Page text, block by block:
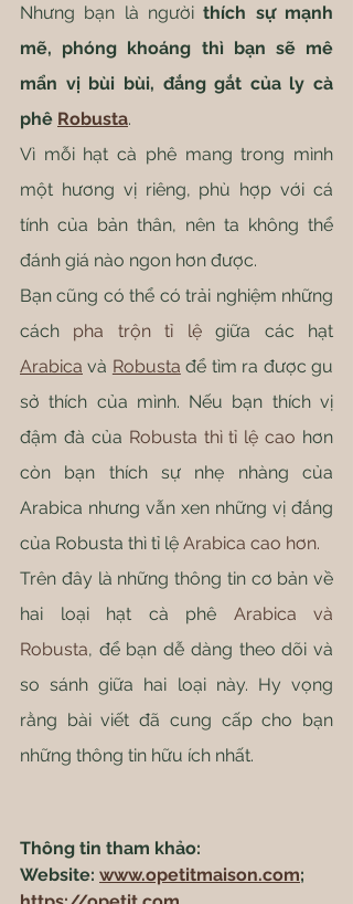
Nhưng bạn là người thích sự mạnh
mẽ, phóng khoáng thì bạn sẽ mê
mẩn vị bùi bùi, đắng gắt của ly cà
phê Robusta.
Vì mỗi hạt cà phê mang trong mình
một hương vị riêng, phù hợp với cá
tính của bản thân, nên ta không thể
đánh giá nào ngon hơn được.
Bạn cũng có thể có trải nghiệm những
cách pha trộn tỉ lệ
Arabica và Robusta để tìm ra được gu
sở thích của mình. Nếu bạn thích vị
đậm đà của Robusta thì tỉ lệ cao hơn
còn bạn thích sự nhẹ nhàng của
Arabica nhưng vẫn xen những vị đắng
của Robusta thì tỉ lệ Arabica cao hơn.
Trên đây là những thông tin cơ bản về
hai loại hạt cà phê Arabica và
Robusta, để bạn dễ dàng theo dõi và
so sánh giữa hai loại này. Hy vọng
rằng bài viết đã cung cấp cho bạn
những thông tin hữu ích nhất.
Thông tin tham khảo:
Website: www.opetitmaison.com;